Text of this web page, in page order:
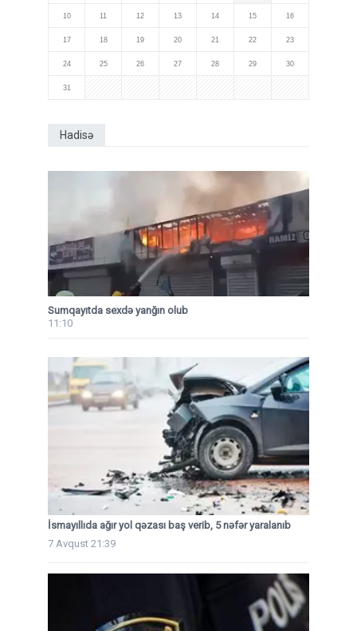
10 11 12 13 14 15 16
17 18 19 20 21 22 23
24 25 26 27 28 29 30
31
Hadisə
Sumqayıtda sexdə yanğın olub
11:10
İsmayıllıda ağır yol qəzası baş verib, 5 nəfər yaralanıb
7 Avqust 21:39